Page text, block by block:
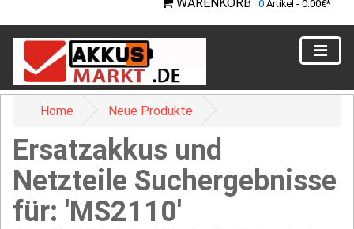
0 Artikel - 0.00€*
Home Neue Produkte
Ersatzakkus und
Netzteile Suchergebnisse
für: 'MS2110'